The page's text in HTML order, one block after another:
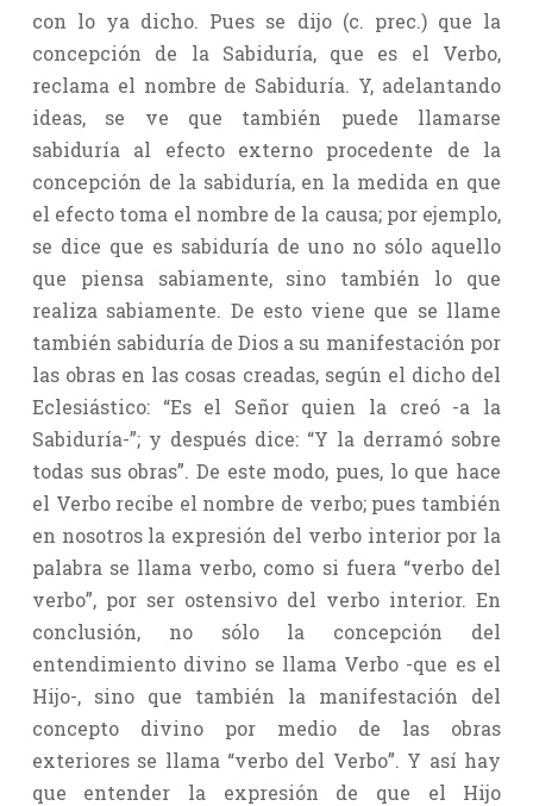
con lo ya dicho. Pues se dijo (c. prec.) que la
concepción de la Sabiduría, que es el Verbo,
reclama el nombre de Sabiduría. Y, adelantando
ideas, se ve que también puede llamarse
sabiduría al efecto externo procedente de la
concepción de la sabiduría, en la medida en que
el efecto toma el nombre de la causa; por ejemplo,
se dice que es sabiduría de uno no sólo aquello
que piensa sabiamente, sino también lo que
realiza sabiamente. De esto viene que se llame
también sabiduría de Dios a su manifestación por
las obras en las cosas creadas, según el dicho del
Eclesiástico: “Es el Señor quien la creó -a la
Sabiduría-”; y después dice: “Y la derramó sobre
todas sus obras”. De este modo, pues, lo que hace
el Verbo recibe el nombre de verbo; pues también
en nosotros la expresión del verbo interior por la
palabra se llama verbo, como si fuera “verbo del
verbo”, por ser ostensivo del verbo interior. En
conclusión, no sólo la concepción del
entendimiento divino se llama Verbo -que es el
Hijo-, sino que también la manifestación del
concepto divino por medio de las obras
exteriores se llama “verbo del Verbo”. Y así hay
que entender la expresión de que el Hijo